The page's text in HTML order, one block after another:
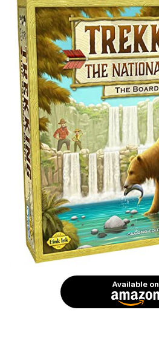
Available on